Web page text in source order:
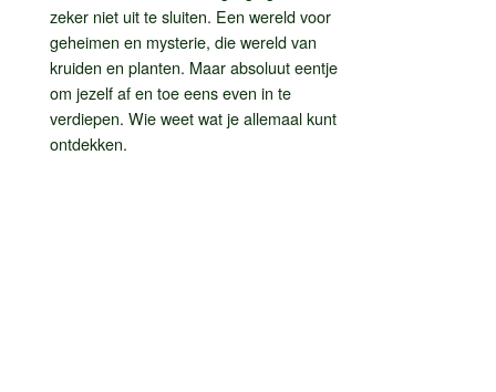
zeker niet uit te sluiten. Een wereld voor
geheimen en mysterie, die wereld van
kruiden en planten. Maar absoluut eentje
om jezelf af en toe eens even in te
verdiepen. Wie weet wat je allemaal kunt
ontdekken.